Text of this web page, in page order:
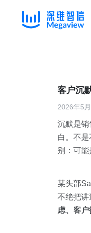
客户沉
2026年5
沉默是
白。不
别：可能
某头部
不绝把讲
虑、客